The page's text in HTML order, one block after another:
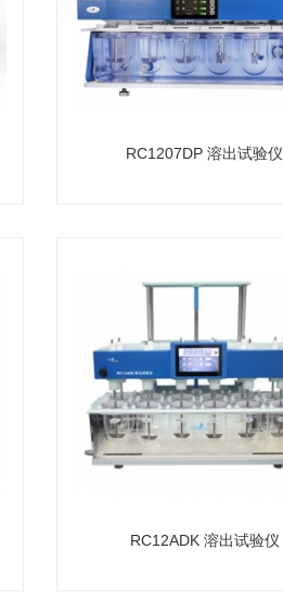
RC1207DP 溶出试验仪
RC12ADK 溶出试验仪